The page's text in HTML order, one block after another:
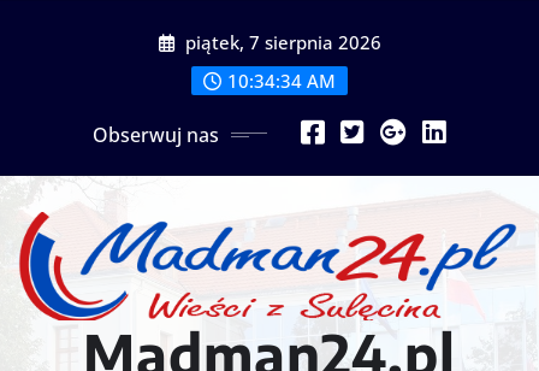
piątek, 7 sierpnia 2026
10:34:37 AM
Obserwuj nas
Madman24.pl